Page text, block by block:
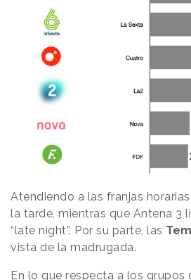
Atendiendo a las franjas horarias,
la tarde, mientras que Antena 3
“late night”. Por su parte, las
vista de la madrugada.
En lo que respecta a los grupos